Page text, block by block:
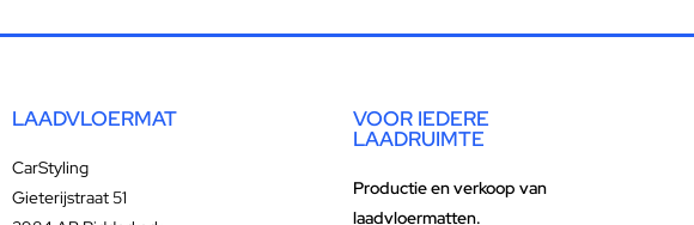
LAADVLOERMAT
CarStyling
Gieterijstraat 51
VOOR IEDERE
LAADRUIMTE
Productie en verkoop van
laadvloermatten.